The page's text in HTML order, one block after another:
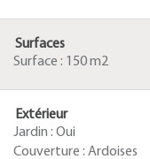
Surfaces
Surface : 150 m2
Extérieur
Jardin : Oui
Couverture : Ardoises